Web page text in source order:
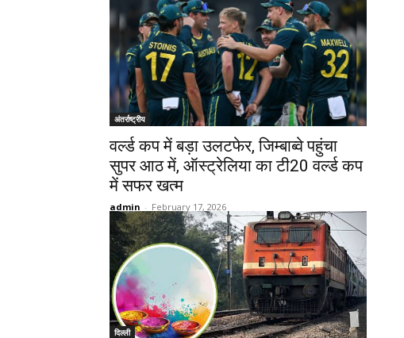
अंतर्राष्ट्रीय
वर्ल्ड कप में बड़ा उलटफेर, ज‍िम्बाब्वे पहुंचा
सुपर आठ में, ऑस्ट्रेल‍िया का टी20 वर्ल्ड कप
में सफर खत्म
admin - February 17, 2026
दिल्ली